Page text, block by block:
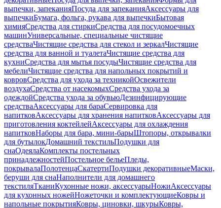
выпечки, запеканияПосуда для запеканияАксессуары для
выпечкиБумага, фольга, рукава для выпечкиБытовая
химияСредства для стиркиСредства для посудомоечных
машинУниверсальные, специальные чистящие
средстваЧистящие средства для стекол и зеркалЧистящие
средства для ванной и туалетаЧистящие средства для
кухниСредства для мытья посудыЧистящие средства для
мебелиЧистящие средства для напольных покрытий и
ковровСредства для ухода за техникойОсвежители
воздухаСредства от насекомыхСредства ухода за
одеждойСредства ухода за обувьюДезинфицирующие
средстваАксессуары для бараСервировка для
напитковАксессуары для хранения напитковАксессуары для
приготовления коктейлейАксессуары для охлаждения
напитковНаборы для бара, мини-барыШтопоры, открывалки
для бутылокДомашний текстильПодушки для
снаОдеялаКомплекты постельных
принадлежностейПостельное бельеПледы,
покрывалаПолотенцаСкатертиПодушки декоративныеМаски,
беруши для снаНаполнители для домашнего
текстиляТканиКухонные ножи, аксессуарыНожиАксессуары
для кухонных ножейНожеточки и комплектующиеКовры и
напольные покрытияКовры, циновки, шкурыКовры,